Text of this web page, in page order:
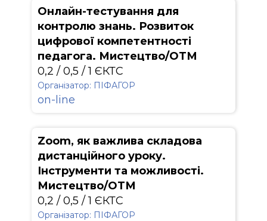
Онлайн-тестування для
контролю знань. Розвиток
цифрової компетентності
педагога. Мистецтво/ОТМ
0,2 / 0,5 / 1 ЄКТС
Організатор: ПІФАГОР
on-line
Zoom, як важлива складова
дистанційного уроку.
Інструменти та можливості.
Мистецтво/ОТМ
0,2 / 0,5 / 1 ЄКТС
Організатор: ПІФАГОР